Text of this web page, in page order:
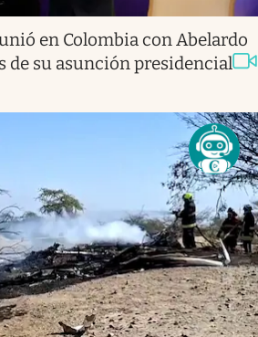
en Colombia con Abelardo
de su asunción presidencial